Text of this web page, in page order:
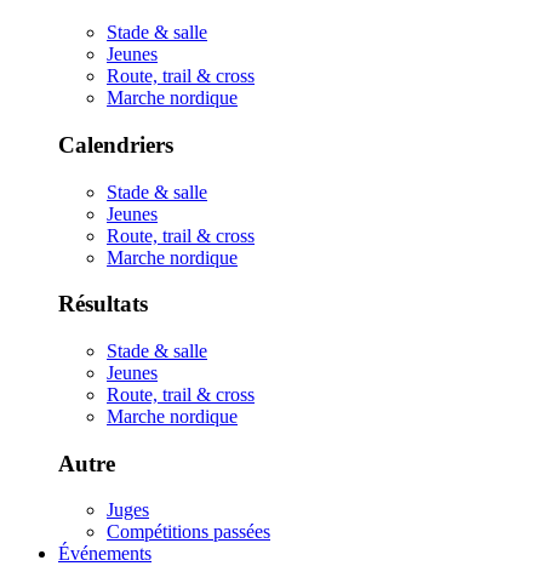
Stade & salle
Jeunes
Route, trail & cross
Marche nordique
Calendriers
Stade & salle
Jeunes
Route, trail & cross
Marche nordique
Résultats
Stade & salle
Jeunes
Route, trail & cross
Marche nordique
Autre
Juges
Compétitions passées
Événements